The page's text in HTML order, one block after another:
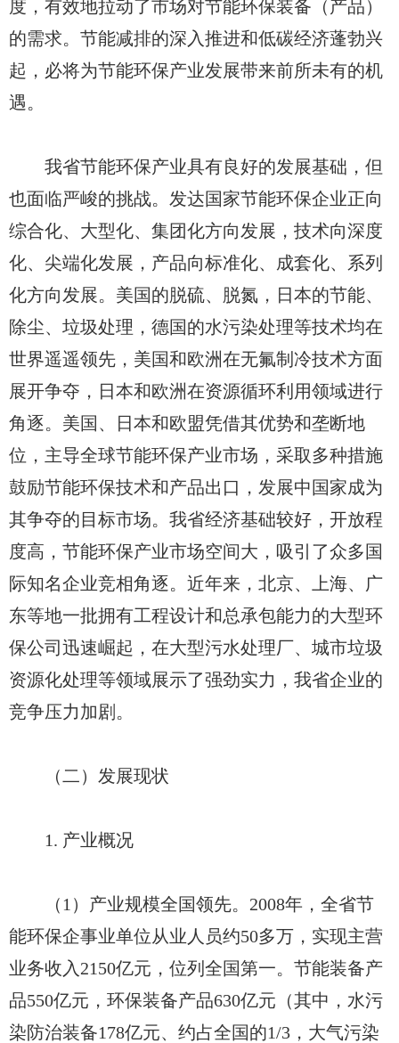
度，有效地拉动了市场对节能环保装备（产品）
的需求。节能减排的深入推进和低碳经济蓬勃兴
起，必将为节能环保产业发展带来前所未有的机
遇。
我省节能环保产业具有良好的发展基础，但
也面临严峻的挑战。发达国家节能环保企业正向
综合化、大型化、集团化方向发展，技术向深度
化、尖端化发展，产品向标准化、成套化、系列
化方向发展。美国的脱硫、脱氮，日本的节能、
除尘、垃圾处理，德国的水污染处理等技术均在
世界遥遥领先，美国和欧洲在无氟制冷技术方面
展开争夺，日本和欧洲在资源循环利用领域进行
角逐。美国、日本和欧盟凭借其优势和垄断地
位，主导全球节能环保产业市场，采取多种措施
鼓励节能环保技术和产品出口，发展中国家成为
其争夺的目标市场。我省经济基础较好，开放程
度高，节能环保产业市场空间大，吸引了众多国
际知名企业竞相角逐。近年来，北京、上海、广
东等地一批拥有工程设计和总承包能力的大型环
保公司迅速崛起，在大型污水处理厂、城市垃圾
资源化处理等领域展示了强劲实力，我省企业的
竞争压力加剧。
（二）发展现状
1. 产业概况
（1）产业规模全国领先。2008年，全省节
能环保企事业单位从业人员约50多万，实现主营
业务收入2150亿元，位列全国第一。节能装备产
品550亿元，环保装备产品630亿元（其中，水污
染防治装备178亿元、约占全国的1/3，大气污染